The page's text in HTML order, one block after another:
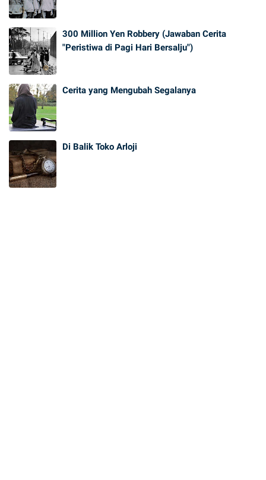
300 Million Yen Robbery (Jawaban Cerita
"Peristiwa di Pagi Hari Bersalju")
Cerita yang Mengubah Segalanya
Di Balik Toko Arloji